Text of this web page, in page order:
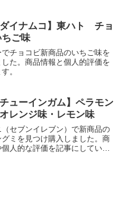
ダイナムコ】東ハト チョ
ちご味
でチョコビ新商品のいちご味を
た。商品情報と個人的評価を
。
チューインガム】ペラモン
レンジ味・レモン味
（セブンイレブン）で新商品の
ミを見つけ購入しました。商
人的な評価を記事にしていま